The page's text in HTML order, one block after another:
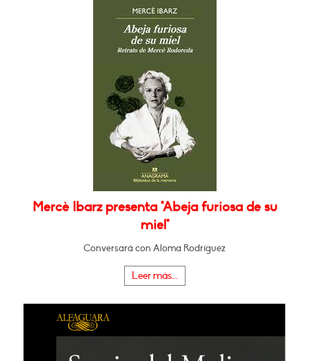
Mercè Ibarz presenta "Abeja furiosa de su
miel"
Conversará con Aloma Rodríguez
Leer más...